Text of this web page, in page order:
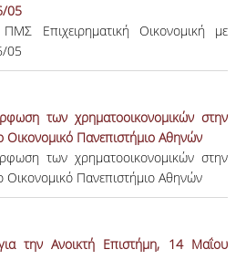
05
Επιχειρηματική Οικονομική με
05
των χρηματοοικονομικών στην
Πανεπιστήμιο Αθηνών
των χρηματοοικονομικών στην
Πανεπιστήμιο Αθηνών
την Ανοικτή Επιστήμη, 14 Μαΐου